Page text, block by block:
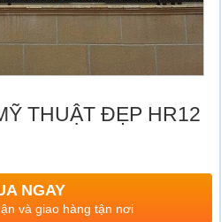
THUẬT ĐẸP HR12
NGAY
và giao hàng tận nơi